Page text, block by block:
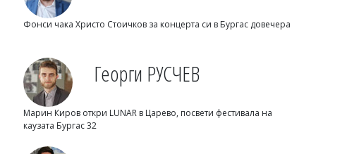
Фонси чака Христо Стоичков за концерта си в Бургас довечера
Георги РУСЧЕВ
Марин Киров откри LUNAR в Царево, посвети фестивала на
каузата Бургас 32